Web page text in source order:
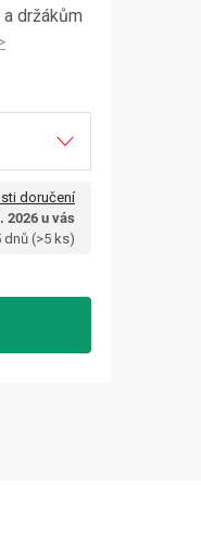
držákům
doručení
2026 u vás
dnů(>5 ks)